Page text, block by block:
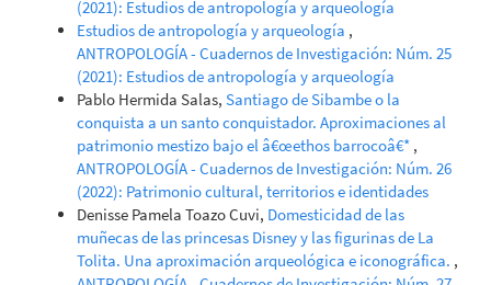
(2021): Estudios de antropología y arqueología
Estudios de antropología y arqueología ,
ANTROPOLOGÍA - Cuadernos de Investigación: Núm. 25
(2021): Estudios de antropología y arqueología
Pablo Hermida Salas, Santiago de Sibambe o la
conquista a un santo conquistador. Aproximaciones al
patrimonio mestizo bajo el â€œethos barrocoâ€* ,
ANTROPOLOGÍA - Cuadernos de Investigación: Núm. 26
(2022): Patrimonio cultural, territorios e identidades
Denisse Pamela Toazo Cuvi, Domesticidad de las
muñecas de las princesas Disney y las figurinas de La
Tolita. Una aproximación arqueológica e iconográfica. ,